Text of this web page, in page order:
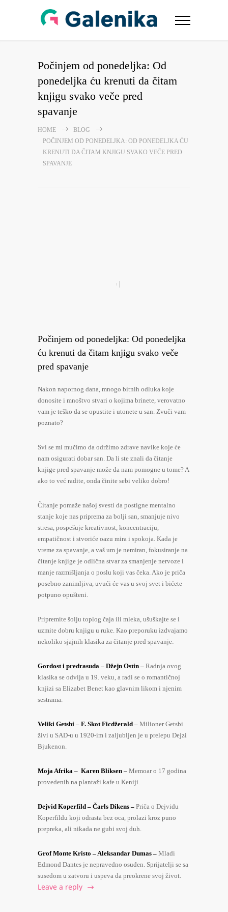
Počinjem od ponedeljka: Od
ponedeljka ću krenuti da čitam
knjigu svako veče pred
spavanje
HOME
BLOG
POČINJEM OD PONEDELJKA: OD PONEDELJKA ĆU
KRENUTI DA ČITAM KNJIGU SVAKO VEČE PRED
SPAVANJE
Počinjem od ponedeljka: Od ponedeljka
ću krenuti da čitam knjigu svako veče
pred spavanje
Nakon napornog dana, mnogo bitnih odluka koje
donosite i mnoštvo stvari o kojima brinete, verovatno
vam je teško da se opustite i utonete u san. Zvuči vam
poznato?
Svi se mi mučimo da održimo zdrave navike koje će
nam osigurati dobar san. Da li ste znali da čitanje
knjige pred spavanje može da nam pomogne u tome? A
ako to već radite, onda činite sebi veliko dobro!
Čitanje pomaže našoj svesti da postigne mentalno
stanje koje nas priprema za bolji san, smanjuje nivo
stresa, pospešuje kreativnost, koncentraciju,
empatičnost i stvoriće oazu mira i spokoja. Kada je
vreme za spavanje, a vaš um je nemiran, fokusiranje na
čitanje knjige je odlična stvar za smanjenje nervoze i
manje razmišljanja o poslu koji vas čeka. Ako je priča
posebno zanimljiva, uvući će vas u svoj svet i bićete
potpuno opušteni.
Pripremite šolju toplog čaja ili mleka, ušuškajte se i
uzmite dobru knjigu u ruke. Kao preporuku izdvajamo
nekoliko sjajnih klasika za čitanje pred spavanje:
Gordost i predrasuda – Džejn Ostin – Radnja ovog
klasika se odvija u 19. veku, a radi se o romantičnoj
knjizi sa Elizabet Benet kao glavnim likom i njenim
sestrama.
Veliki Getsbi – F. Skot Ficdžerald – Milioner Getsbi
živi u SAD-u u 1920-im i zaljubljen je u prelepu Dejzi
Bjukenon.
Moja Afrika – Karen Bliksen – Memoar o 17 godina
provedenih na plantaži kafe u Keniji.
Dejvid Koperfild – Čarls Dikens – Priča o Dejvidu
Koperfildu koji odrasta bez oca, prolazi kroz puno
prepreka, ali nikada ne gubi svoj duh.
Grof Monte Kristo – Aleksandar Dumas – Mladi
Edmond Dantes je nepravedno osuđen. Sprijatelji se sa
susedom u zatvoru i uspeva da preokrene svoj život.
Leave a reply